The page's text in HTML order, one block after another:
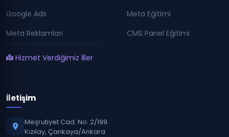
Google Ads
Meta Reklamları
Hizmet Verdiğimiz İller
Meta Eğitimi
CMS Panel Eğitimi
İletişim
Meşrutiyet Cad. No: 2/199
Kızılay, Çankaya/Ankara